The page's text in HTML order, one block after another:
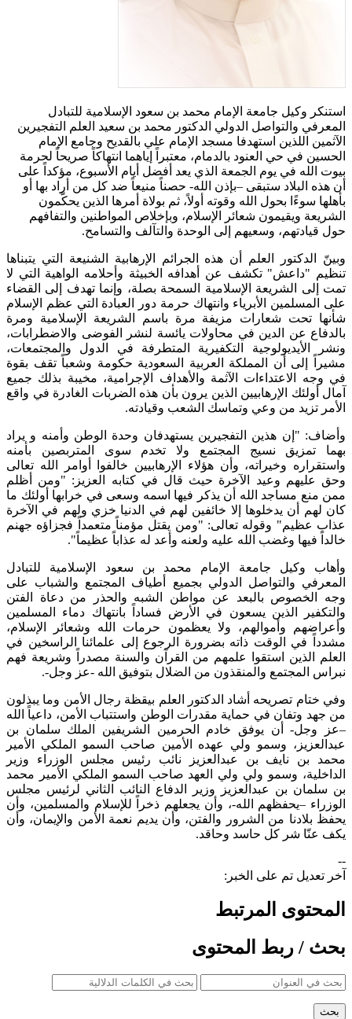
استنكر وكيل جامعة الإمام محمد بن سعود الإسلامية للتبادل
المعرفي والتواصل الدولي الدكتور محمد بن سعيد العلم التفجيرين
الآثمين اللذين استهدفا مسجد الإمام علي بالقديح وجامع الإمام
الحسين في حي العنود بالدمام، معتبراً إياهما انتهاكاً صريحاً لحرمة
بيوت الله في يوم الجمعة الذي يعد أفضل أيام الأسبوع، مؤكداً على
أن هذه البلاد ستبقى –بإذن الله- حصناً منيعاً ضد كل من أراد بها أو
بأهلها سوءًا بحول الله وقوته أولاً، ثم بولاة أمرها الذين يحكّمون
الشريعة ويقيمون شعائر الإسلام، وبإخلاص المواطنين والتفافهم
حول قيادتهم، وسعيهم إلى الوحدة والتآلف والتسامح.
وبينّ الدكتور العلم أن هذه الجرائم الإرهابية الشنيعة التي يتبناها
تنظيم "داعش" تكشف عن أهدافه الخبيثة وأحلامه الواهية التي لا
تمت إلى الشريعة الإسلامية السمحة بصلة، وإنما تهدف إلى القضاء
على المسلمين الأبرياء وانتهاك حرمة دور العبادة التي عظم الإسلام
شأنها تحت شعارات مزيفة مرة باسم الشريعة الإسلامية ومرة
بالدفاع عن الدين في محاولات يائسة لنشر الفوضى والاضطرابات،
ونشر الأيديولوجية التكفيرية المتطرفة في الدول والمجتمعات،
مشيراً إلى أن المملكة العربية السعودية حكومة وشعباً تقف بقوة
في وجه الاعتداءات الآثمة والأهداف الإجرامية، مخيبة بذلك جميع
آمال أولئك الإرهابيين الذين يرون بأن هذه الضربات الغادرة في واقع
الأمر تزيد من وعي وتماسك الشعب وقيادته.
وأضاف: "إن هذين التفجيرين يستهدفان وحدة الوطن وأمنه و يراد
بهما تمزيق نسيج المجتمع ولا تخدم سوى المتربصين بأمنه
واستقراره وخيراته، وأن هؤلاء الإرهابيين خالفوا أوامر الله تعالى
وحق عليهم وعيد الآخرة حيث قال في كتابه العزيز: "ومن أظلم
ممن منع مساجد الله أن يذكر فيها اسمه وسعى في خرابها أولئك ما
كان لهم أن يدخلوها إلا خائفين لهم في الدنيا خزي ولهم في الآخرة
عذاب عظيم" وقوله تعالى: "ومن يقتل مؤمناً متعمداً فجزاؤه جهنم
خالداً فيها وغضب الله عليه ولعنه وأعد له عذاباً عظيماً".
وأهاب وكيل جامعة الإمام محمد بن سعود الإسلامية للتبادل
المعرفي والتواصل الدولي بجميع أطياف المجتمع والشباب على
وجه الخصوص بالبعد عن مواطن الشبه والحذر من دعاة الفتن
والتكفير الذين يسعون في الأرض فساداً بانتهاك دماء المسلمين
وأعراضهم وأموالهم، ولا يعظمون حرمات الله وشعائر الإسلام،
مشدداً في الوقت ذاته بضرورة الرجوع إلى علمائنا الراسخين في
العلم الذين استقوا علمهم من القرآن والسنة مصدراً وشريعة فهم
نبراس المجتمع والمنقذون من الضلال بتوفيق الله -عز وجل-.
وفي ختام تصريحه أشاد الدكتور العلم بيقظة رجال الأمن وما يبذلون
من جهد وتفان في حماية مقدرات الوطن واستتباب الأمن، داعياً الله
–عز وجل- أن يوفق خادم الحرمين الشريفين الملك سلمان بن
عبدالعزيز، وسمو ولي عهده الأمين صاحب السمو الملكي الأمير
محمد بن نايف بن عبدالعزيز نائب رئيس مجلس الوزراء وزير
الداخلية، وسمو ولي ولي العهد صاحب السمو الملكي الأمير محمد
بن سلمان بن عبدالعزيز وزير الدفاع النائب الثاني لرئيس مجلس
الوزراء –يحفظهم الله-، وأن يجعلهم ذخراً للإسلام والمسلمين، وأن
يحفظ بلادنا من الشرور والفتن، وأن يديم نعمة الأمن والإيمان، وأن
يكف عنّا شر كل حاسد وحاقد.
--
آخر تعديل تم على الخبر:
المحتوى المرتبط
بحث / ربط المحتوى